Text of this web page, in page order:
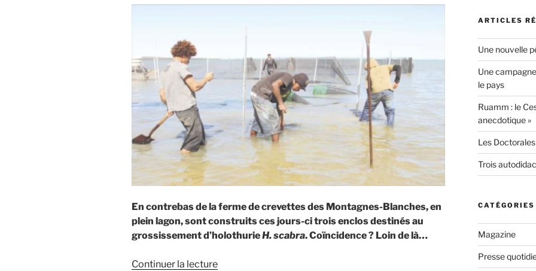
En contrebas de la ferme de crevettes des Montagnes-Blanches, en
plein lagon, sont construits ces jours-ci trois enclos destinés au
grossissement d’holothurieH. scabra. Coïncidence ? Loin de là…
Continuer la lecturede
ARTICLES
Une nouvelle
Une
le pays
Ruamm : le
anecdotique »
Les
Trois
CATÉGORIES
Magazine
Presse